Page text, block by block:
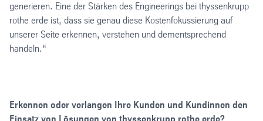
generieren. Eine der Stärken des Engineerings bei thyssenkrupp
rothe erde ist, dass sie genau diese Kostenfokussierung auf
unserer Seite erkennen, verstehen und dementsprechend
handeln.“
Erkennen oder verlangen Ihre Kunden und Kundinnen den